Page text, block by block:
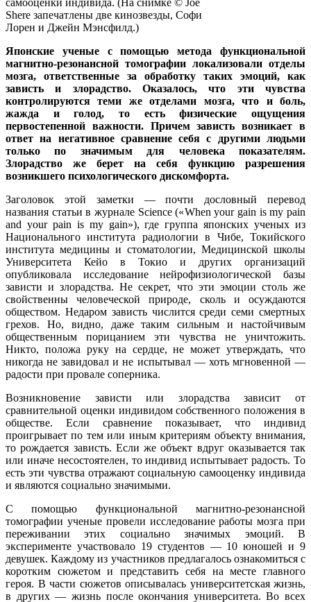
самооценки индивида. (На снимке © Joe
Shere запечатлены две кинозвезды, Софи
Лорен и Джейн Мэнсфилд.)
Японские ученые с помощью метода функциональной
магнитно-резонансной томографии локализовали отделы
мозга, ответственные за обработку таких эмоций, как
зависть и злорадство. Оказалось, что эти чувства
контролируются теми же отделами мозга, что и боль,
жажда и голод, то есть физические ощущения
первостепенной важности. Причем зависть возникает в
ответ на негативное сравнение себя с другими людьми
только по значимым для человека показателям.
Злорадство же берет на себя функцию разрешения
возникшего психологического дискомфорта.
Заголовок этой заметки — почти дословный перевод
названия статьи в журнале Science («When your gain is my pain
and your pain is my gain»), где группа японских ученых из
Национального института радиологии в Чибе, Токийского
института медицины и стоматологии, Медицинской школы
Университета Кейо в Токио и других организаций
опубликовала исследование нейрофизиологической базы
зависти и злорадства. Не секрет, что эти эмоции столь же
свойственны человеческой природе, сколь и осуждаются
обществом. Недаром зависть числится среди семи смертных
грехов. Но, видно, даже таким сильным и настойчивым
общественным порицанием эти чувства не уничтожить.
Никто, положа руку на сердце, не может утверждать, что
никогда не завидовал и не испытывал — хоть мгновенной —
радости при провале соперника.
Возникновение зависти или злорадства зависит от
сравнительной оценки индивидом собственного положения в
обществе. Если сравнение показывает, что индивид
проигрывает по тем или иным критериям объекту внимания,
то рождается зависть. Если же объект вдруг оказывается так
или иначе несостоятелен, то индивид испытывает радость. То
есть эти чувства отражают социальную самооценку индивида
и являются социально значимыми.
С помощью функциональной магнитно-резонансной
томографии ученые провели исследование работы мозга при
переживании этих социально значимых эмоций. В
эксперименте участвовало 19 студентов — 10 юношей и 9
девушек. Каждому из участников предлагалось ознакомиться с
коротким сюжетом и представить себя на месте главного
героя. В части сюжетов описывалась университетская жизнь,
в других — жизнь после окончания университета. Во всех